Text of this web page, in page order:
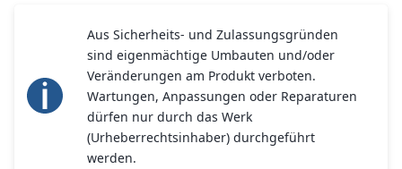
Aus Sicherheits- und Zulassungsgründen
sind eigenmächtige Umbauten und/oder
Veränderungen am Produkt verboten.
Wartungen, Anpassungen oder Reparaturen
dürfen nur durch das Werk
(Urheberrechtsinhaber) durchgeführt
werden.